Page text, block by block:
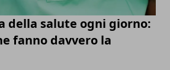
della salute ogni giorno:
fanno davvero la